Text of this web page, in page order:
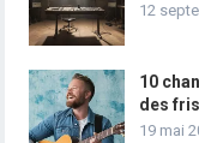
12
10
des
19 mai